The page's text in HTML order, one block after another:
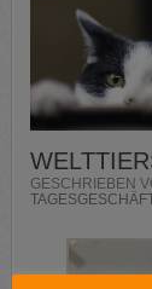
GESCHRIEBEN